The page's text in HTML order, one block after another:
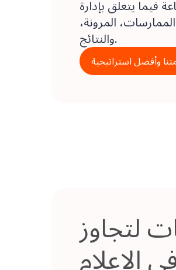
فيما يتعلق بإدارة
المرونة،
والنتائج.
وأفضل استراتيجية
لتجاوز
الإعلام